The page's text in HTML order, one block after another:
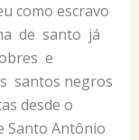
como escravo
de santo já
e
santos negros
desde o
Santo Antônio